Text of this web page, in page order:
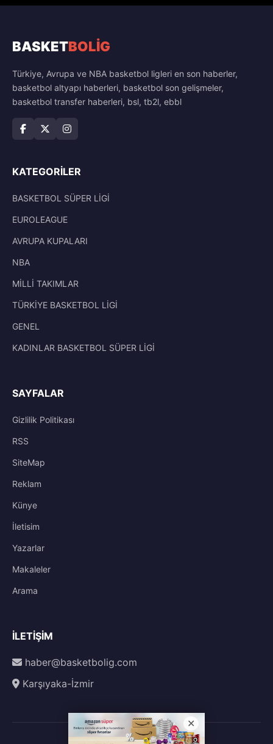
BASKETBOLİG
Türkiye, Avrupa ve NBA basketbol ligleri en son haberler,
basketbol altyapı haberleri, basketbol son gelişmeler,
basketbol transfer haberleri, bsl, tb2l, ebbl
KATEGORILER
BASKETBOL SÜPER LİGİ
EUROLEAGUE
AVRUPA KUPALARI
NBA
MİLLİ TAKIMLAR
TÜRKİYE BASKETBOL LİGİ
GENEL
KADINLAR BASKETBOL SÜPER LİGİ
SAYFALAR
Gizlilik Politikası
RSS
SiteMap
Reklam
Künye
İletisim
Yazarlar
Makaleler
Arama
İLETIŞIM
haber@basketbolig.com
Karşıyaka-İzmir